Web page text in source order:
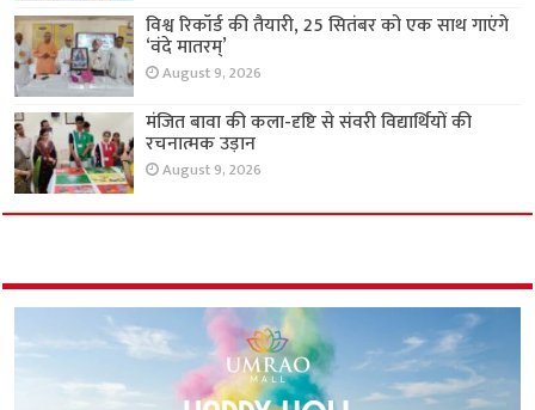
विश्व रिकॉर्ड की तैयारी, 25 सितंबर को एक साथ गाएंगे
‘वंदे मातरम्’
August 9, 2026
मंजित बावा की कला-दृष्टि से संवरी विद्यार्थियों की
रचनात्मक उड़ान
August 9, 2026